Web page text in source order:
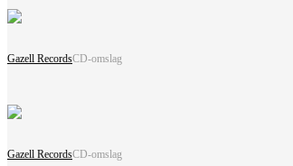
Gazell RecordsCD-omslag
Gazell RecordsCD-omslag